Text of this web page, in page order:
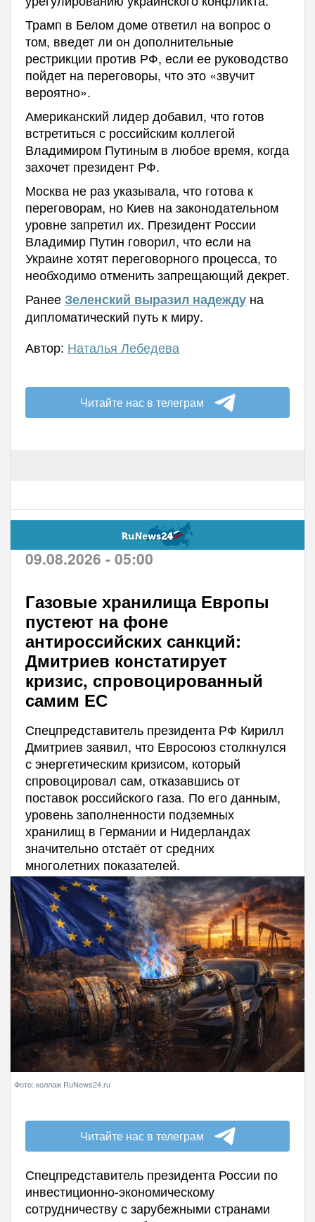
Трамп в Белом доме ответил на вопрос о
том, введет ли он дополнительные
рестрикции против РФ, если ее руководство
пойдет на переговоры, что это «звучит
вероятно».
Американский лидердобавил, что готов
встретиться с российским коллегой
Владимиром Путиным в любое время, когда
захочет президент РФ.
Москва не раз указывала, что готова к
переговорам, но Киев на законодательном
уровне запретил их. Президент России
Владимир Путин говорил, что если на
Украине хотят переговорного процесса, то
необходимо отменить запрещающий декрет.
РанееЗеленский выразил надеждуна
дипломатический путь к миру.
Автор: Наталья Лебедева
Читайте нас в телеграм
09.08.2026 - 05:00
Газовые хранилища Европы
пустеют на фоне
антироссийских санкций:
Дмитриев констатирует
кризис, спровоцированный
самим ЕС
Спецпредставитель президента РФ Кирилл
Дмитриев заявил, что Евросоюз столкнулся
с энергетическим кризисом, который
спровоцировал сам, отказавшись от
поставок российского газа. По его данным,
уровень заполненности подземных
хранилищ в Германии и Нидерландах
значительно отстаёт от средних
многолетних показателей.
Фото: коллаж RuNews24.ru
Читайте нас в телеграм
Спецпредставитель президента России по
инвестиционно-экономическому
сотрудничеству с зарубежными странами